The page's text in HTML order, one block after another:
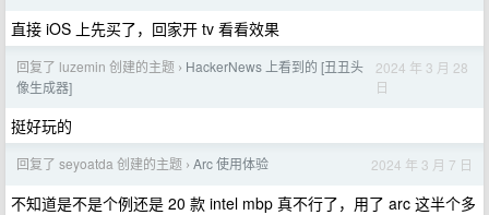
直接 iOS 上先买了，回家开 tv 看看效果
回复了 luzemin 创建的主题 › HackerNews 上看到的 [丑丑头
像生成器]
2024 年 3 月 28
日
挺好玩的
回复了 seyoatda 创建的主题 › Arc 使用体验 2024 年 3 月 7 日
不知道是不是个例还是 20 款 intel mbp 真不行了，用了 arc 这半个多